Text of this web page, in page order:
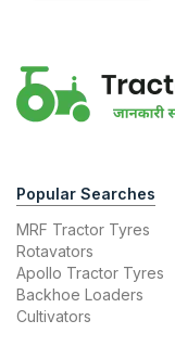
Popular Searches
MRF Tractor Tyres
Rotavators
Apollo Tractor Tyres
Backhoe Loaders
Cultivators